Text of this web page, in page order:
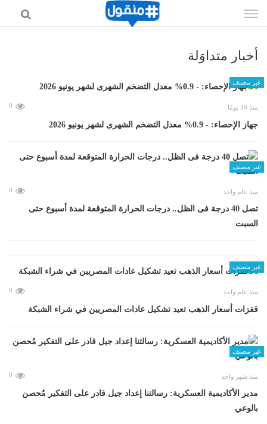
الى
أخبار متداوَلة
غير مصنف
منذ 30 يومًا 0
جهاز الإحصاء: - 0.9% معدل التضخم الشهرى لشهر يونيو 2026
غير مصنف
منذ عام واحد 0
تصل 40 درجة فى الظل.. درجات الحرارة المتوقعة لمدة أسبوع حتى
السبت
غير مصنف
منذ عام واحد 0
قفزات أسعار الذهب تعيد تشكيل عادات المصريين في شراء الشبكة
غير مصنف
منذ شهر واحد 0
مدير الأكاديمية العسكرية: رسالتنا إعداد جيل قادر على التفكير مُحصن
بالوعي